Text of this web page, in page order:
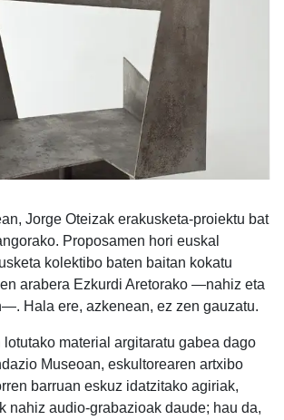
Jorge Oteizak erakusketa-proiektu bat
Proposamen hori euskal
kolektibo baten baitan kokatu
arabera Ezkurdi Aretorako —nahiz eta
Hala ere, azkenean, ez zen gauzatu.
lotutako material argitaratu gabea dago
Museoan, eskultorearen artxibo
barruan eskuz idatzitako agiriak,
nahiz audio-grabazioak daude; hau da,